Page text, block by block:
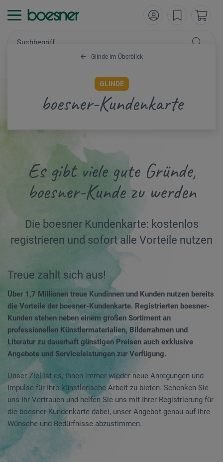
Glinde im Überblick
GLINDE
boesner-Kundenkarte
Es gibt viele gute Gründe,
boesner-Kunde zu werden
Die boesner Kundenkarte: kostenlos
registrieren und sofort alle Vorteile nutzen
Treue zahlt sich aus!
Über 1,7 Millionen treue Kundinnen und Kunden nutzen bereits
die Vorteile der boesner-Kundenkarte. Registrierten boesner-
Kunden stehen neben einem großen Sortiment an
professionellen Künstlermaterialien, Bilderrahmen und
Literatur zu dauerhaft günstigen Preisen auch exklusive
Angebote und Serviceleistungen zur Verfügung.
Unser Ziel ist es, Ihnen immer wieder neue Anregungen und
Impulse für Ihre künstlerische Arbeit zu bieten. Schenken Sie
uns Ihr Vertrauen und helfen Sie uns mit Ihrer Registrierung für
die boesner-Kundenkarte dabei, unser Angebot genau auf Ihre
Wünsche und Bedürfnisse abzustimmen.